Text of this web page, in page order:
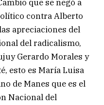
que se negó a
contra Alberto
apreciaciones del
del radicalismo,
Gerardo Morales y
esto es María Luisa
de Manes que es el
Nacional del